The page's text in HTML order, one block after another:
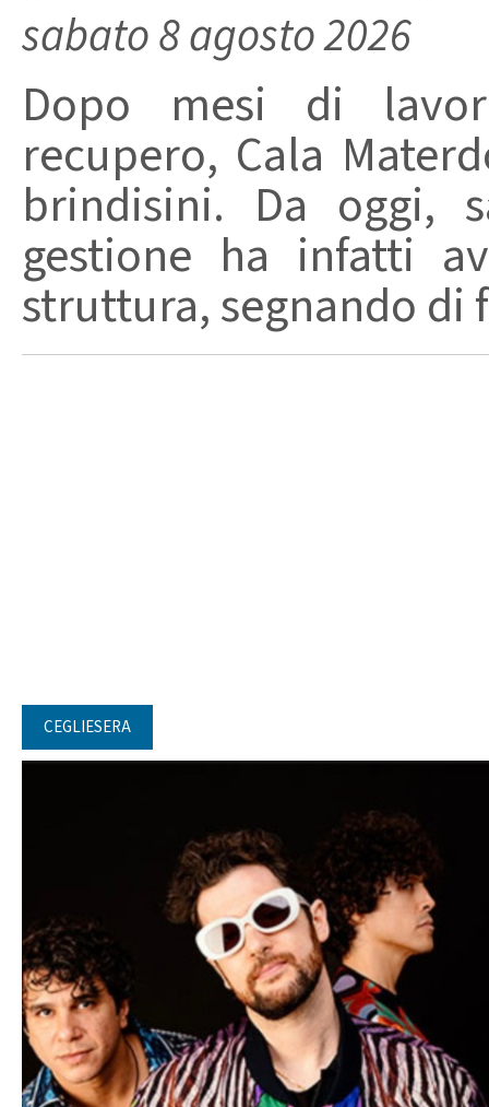
sabato 8 agosto 2026
Dopo mesi di
recupero, Cala
brindisini. Da oggi,
gestione ha infatti
struttura, segnando di
CEGLIESERA